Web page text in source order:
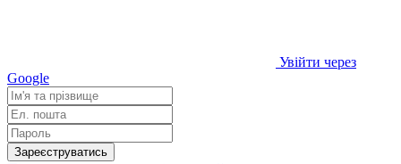
Увійти через
Google
Зареєструватись